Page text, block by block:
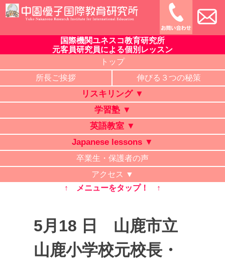
Skip
to
中園優子国際教育研究所
公式ホームページ、熊本県の山鹿・菊池・合志・植木で大評判
の英語教室・学習塾・日本語教室・タイ語教室・リスキリング
研修。中学・高校・大学受験に有利な英語を中心に「合格請負
人」と評判の講師が個別レッスン。ビジネス英語、企業研修。
オンライン授業、出張講義、家庭教師も対応。
国際機関ユネスコ教育研究所
元客員研究員による個別レッスン
トップ
所長ご挨拶
伸びる３つの秘策
リスキリング ▼
学習塾 ▼
英語教室 ▼
Japanese lessons ▼
卒業生・保護者の声
アクセス ▼
↑ メニューをタップ！ ↑
5月18 日 山鹿市立
山鹿小学校元校長・